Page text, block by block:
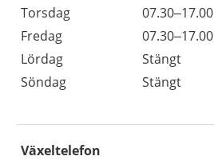
Torsdag
07.30–17.00
Fredag
07.30–17.00
Lördag
Stängt
Söndag
Stängt
Växeltelefon